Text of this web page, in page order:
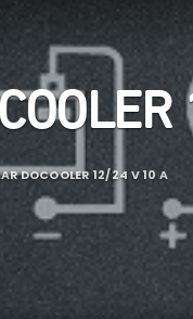
DOCOOLER 12/24 V 10 A